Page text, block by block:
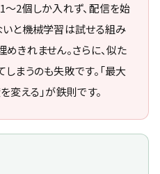
〜2個しか入れず、配信を始
いと機械学習は試せる組み
きれません。さらに、似た
まうのも失敗です。「最大
変える」が鉄則です。